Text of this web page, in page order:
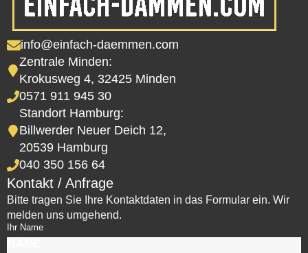
info@einfach-daemmen.com
Zentrale Minden:
Krokusweg 4, 32425 Minden
0571 911 945 30
Standort Hamburg:
Billwerder Neuer Deich 12,
20539 Hamburg
040 350 156 64
Kontakt / Anfrage
Bitte tragen Sie Ihre Kontaktdaten in das Formular ein. Wir
melden uns umgehend.
Ihr Name